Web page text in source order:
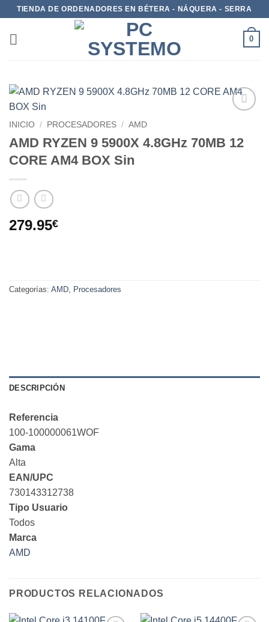
TIENDA DE ORDENADORES EN BÉTERA - NÁQUERA - SERRA
0
INICIO / PROCESADORES / AMD
AMD RYZEN 9 5900X 4.8GHz 70MB 12
CORE AM4 BOX Sin
279.95€
Categorías: AMD, Procesadores
DESCRIPCIÓN
Referencia
100-100000061WOF
Gama
Alta
EAN/UPC
730143312738
Tipo Usuario
Todos
Marca
AMD
PRODUCTOS RELACIONADOS